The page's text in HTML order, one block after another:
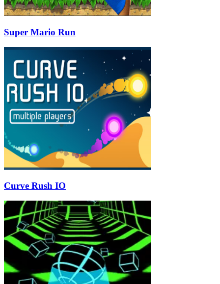
Super Mario Run
Curve Rush IO